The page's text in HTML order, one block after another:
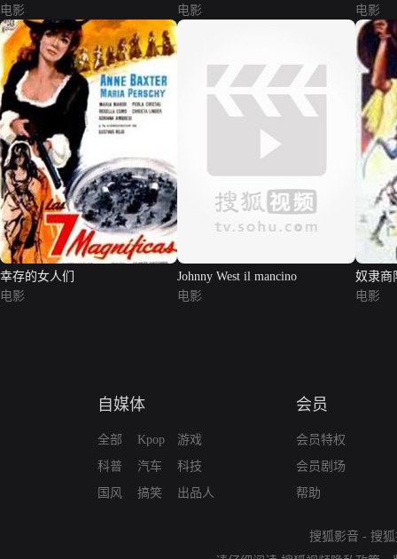
电影
电影
电影
幸存的女人们
电影
Johnny West il mancino
电影
奴隶商
电影
自媒体
全部
科普
国风
Kpop
汽车
搞笑
游戏
科技
出品人
会员
会员特权
会员剧场
帮助
搜狐影音 - 搜